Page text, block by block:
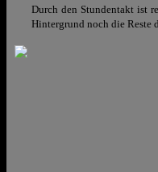
Durch den Stundentakt ist
Hintergrund noch die Reste